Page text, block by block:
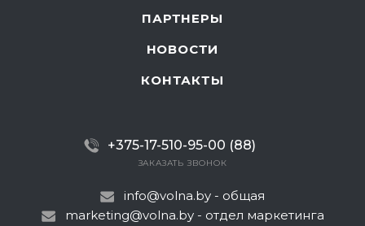
ПАРТНЕРЫ
НОВОСТИ
КОНТАКТЫ
+375-17-510-95-00 (88)
ЗАКАЗАТЬ ЗВОНОК
info@volna.by - общая
marketing@volna.by- отдел маркетинга